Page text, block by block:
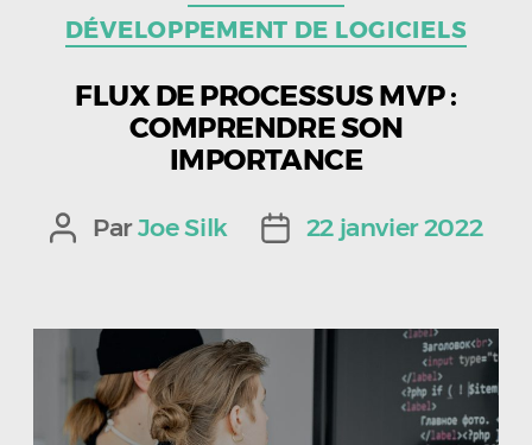
DÉVELOPPEMENT DE LOGICIELS
FLUX DE PROCESSUS MVP :
COMPRENDRE SON
IMPORTANCE
Auteur
ParJoe Silk
Date22 janvier 2022